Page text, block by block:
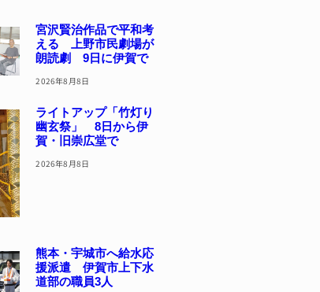
宮沢賢治作品で平和考
える 上野市民劇場が
朗読劇 9日に伊賀で
2026年8月8日
ライトアップ「竹灯り
幽玄祭」 8日から伊
賀・旧崇広堂で
2026年8月8日
熊本・宇城市へ給水応
援派遣 伊賀市上下水
道部の職員3人